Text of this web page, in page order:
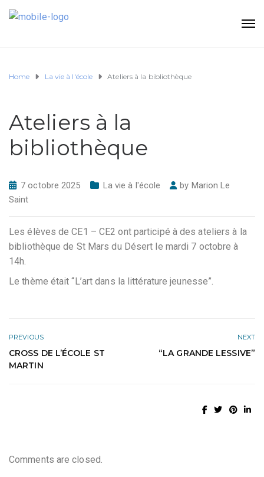
Home La vie à l'école Ateliers à la bibliothèque
Ateliers à la
bibliothèque
7 octobre 2025 La vie à l'école by Marion Le
Saint
Les élèves de CE1 – CE2 ont participé à des ateliers à la
bibliothèque de St Mars du Désert le mardi 7 octobre à
14h.
Le thème était “L’art dans la littérature jeunesse”.
PREVIOUS
CROSS DE L’ÉCOLE ST
MARTIN
NEXT
“LA GRANDE LESSIVE”
Comments are closed.